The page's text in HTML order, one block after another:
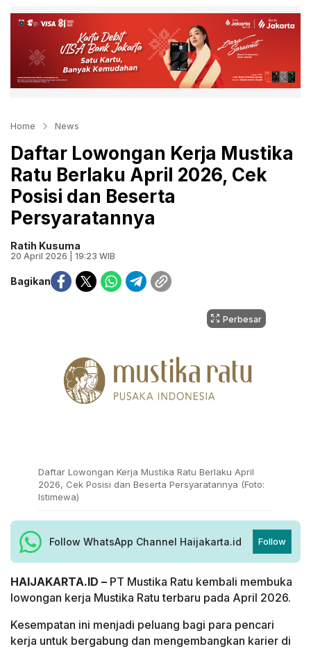
Home News
Daftar Lowongan Kerja Mustika
Ratu Berlaku April 2026, Cek
Posisi dan Beserta
Persyaratannya
Ratih Kusuma
20 April 2026 | 19:23 WIB
Bagikan
Perbesar
Daftar Lowongan Kerja Mustika Ratu Berlaku April
2026, Cek Posisi dan Beserta Persyaratannya (Foto:
Istimewa)
Follow WhatsApp Channel Haijakarta.id Follow
HAIJAKARTA.ID – PT Mustika Ratu kembali membuka
lowongan kerja Mustika Ratu terbaru pada April 2026.
Kesempatan ini menjadi peluang bagi para pencari
kerja untuk bergabung dan mengembangkan karier di